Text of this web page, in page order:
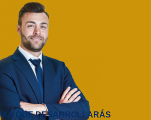
QUE DESARROLLARÁS